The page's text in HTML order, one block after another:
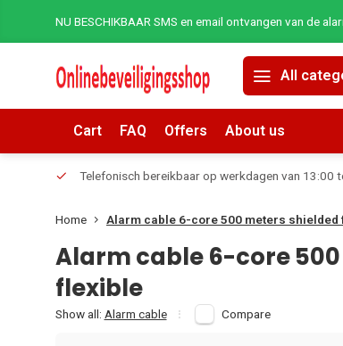
NU BESCHIKBAAR SMS en email ontvangen van de
All
Cart FAQ Offers About us
Telefonisch bereikbaar op werkdagen van 13:00
Home Alarm cable 6-core 500 meters shielded
Alarm cable 6-core
flexible
Show all: Alarm cable Compare